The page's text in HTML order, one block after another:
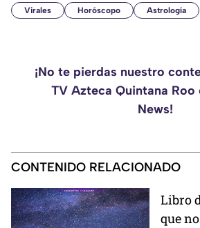
Virales Horóscopo Astrología
¡No te pierdas nuestro
TV Azteca Quintana Roo
News!
CONTENIDO RELACIONADO
Libro
que